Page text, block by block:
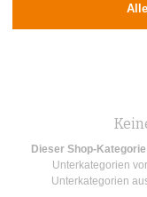
Dieser Shop-
Unterkategorien
Unterkategorien